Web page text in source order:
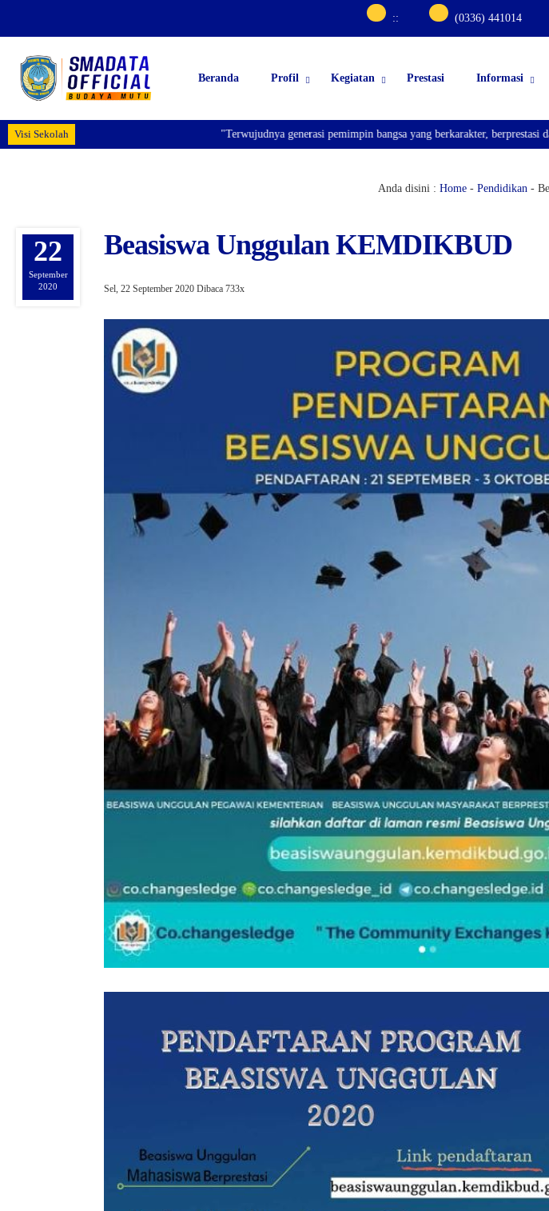
:: (0336) 441014
Beranda Profil Kegiatan Prestasi Informasi
Visi Sekolah "Terwujudnya generasi pemimpin bangsa yang berkarakter, berprestasi dan
Anda disini : Home- Pendidikan-
22
September
2020
Beasiswa Unggulan KEMDIKBUD
Sel, 22 September 2020 Dibaca 733x